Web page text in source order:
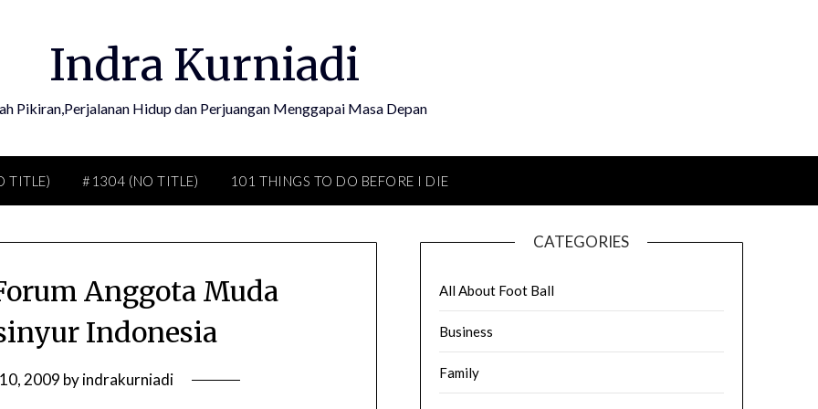
Indra Kurniadi
Pikiran,Perjalanan Hidup dan Perjuangan Menggapai Masa Depan
TITLE) #1304 (NO TITLE) 101 THINGS TO DO BEFORE I DIE
Anggota Muda
Indonesia
2009 byindrakurniadi
CATEGORIES
All About Foot Ball
Business
Family